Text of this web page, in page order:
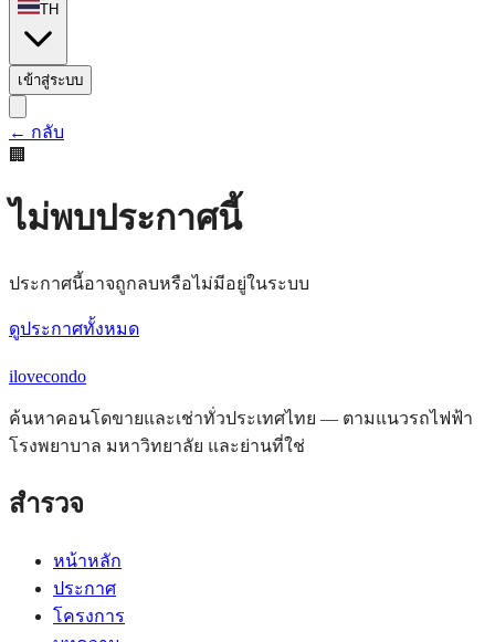
TH
เข้าสู่ระบบ
← กลับ
🏢
ไม่พบประกาศนี้
ประกาศนี้อาจถูกลบหรือไม่มีอยู่ในระบบ
ดูประกาศทั้งหมด
ilovecondo
ค้นหาคอนโดขายและเช่าทั่วประเทศไทย — ตามแนวรถไฟฟ้า
โรงพยาบาล มหาวิทยาลัย และย่านที่ใช่
สำรวจ
หน้าหลัก
ประกาศ
โครงการ